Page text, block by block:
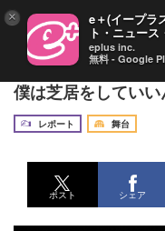
舞台『スケリグ』
僕は芝居をしてい
レポート
舞台
ポスト シェア
× e＋(イープラ
ト・ニュー
eplus inc.
無料 - Google